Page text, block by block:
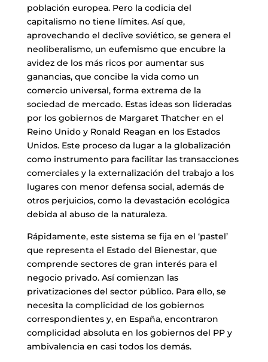
población europea. Pero la codicia del
capitalismo no tiene límites. Así que,
aprovechando el declive soviético, se genera el
neoliberalismo, un eufemismo que encubre la
avidez de los más ricos por aumentar sus
ganancias, que concibe la vida como un
comercio universal, forma extrema de la
sociedad de mercado. Estas ideas son lideradas
por los gobiernos de Margaret Thatcher en el
Reino Unido y Ronald Reagan en los Estados
Unidos. Este proceso da lugar a la globalización
como instrumento para facilitar las transacciones
comerciales y la externalización del trabajo a los
lugares con menor defensa social, además de
otros perjuicios, como la devastación ecológica
debida al abuso de la naturaleza.
Rápidamente, este sistema se fija en el ‘pastel’
que representa el Estado del Bienestar, que
comprende sectores de gran interés para el
negocio privado. Así comienzan las
privatizaciones del sector público. Para ello, se
necesita la complicidad de los gobiernos
correspondientes y, en España, encontraron
complicidad absoluta en los gobiernos del PP y
ambivalencia en casi todos los demás.